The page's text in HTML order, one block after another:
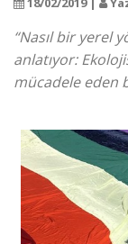
“Nasıl bir yerel
anlatıyor:
mücadele eden